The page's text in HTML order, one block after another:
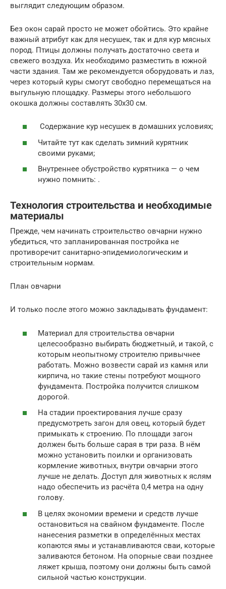
выглядит следующим образом.
Без окон сарай просто не может обойтись. Это крайне
важный атрибут как для несушек, так и для кур мясных
пород. Птицы должны получать достаточно света и
свежего воздуха. Их необходимо разместить в южной
части здания. Там же рекомендуется оборудовать и лаз,
через который куры смогут свободно перемещаться на
выгульную площадку. Размеры этого небольшого
окошка должны составлять 30х30 см.
Содержание кур несушек в домашних условиях;
Читайте тут как сделать зимний курятник
своими руками;
Внутреннее обустройство курятника — о чем
нужно помнить: .
Технология строительства и необходимые
материалы
Прежде, чем начинать строительство овчарни нужно
убедиться, что запланированная постройка не
противоречит санитарно-эпидемиологическим и
строительным нормам.
План овчарни
И только после этого можно закладывать фундамент:
Материал для строительства овчарни
целесообразно выбирать бюджетный, и такой, с
которым неопытному строителю привычнее
работать. Можно возвести сарай из камня или
кирпича, но такие стены потребуют мощного
фундамента. Постройка получится слишком
дорогой.
На стадии проектирования лучше сразу
предусмотреть загон для овец, который будет
примыкать к строению. По площади загон
должен быть больше сарая в три раза. В нём
можно установить поилки и организовать
кормление животных, внутри овчарни этого
лучше не делать. Доступ для животных к яслям
надо обеспечить из расчёта 0,4 метра на одну
голову.
В целях экономии времени и средств лучше
остановиться на свайном фундаменте. После
нанесения разметки в определённых местах
копаются ямы и устанавливаются сваи, которые
заливаются бетоном. На опорные сваи позднее
ляжет крыша, поэтому они должны быть самой
сильной частью конструкции.